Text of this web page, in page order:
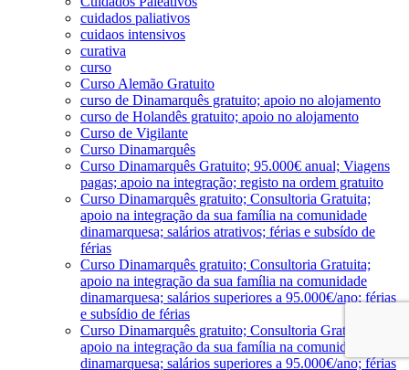
cuidados paliativos
cuidaos intensivos
curativa
curso
Curso Alemão Gratuito
curso de Dinamarquês gratuito; apoio no alojamento
curso de Holandês gratuito; apoio no alojamento
Curso de Vigilante
Curso Dinamarquês
Curso Dinamarquês Gratuito; 95.000€ anual; Viagens
pagas; apoio na integração; registo na ordem gratuito
Curso Dinamarquês gratuito; Consultoria Gratuita;
apoio na integração da sua família na comunidade
dinamarquesa; salários atrativos; férias e subsído de
férias
Curso Dinamarquês gratuito; Consultoria Gratuita;
apoio na integração da sua família na comunidade
dinamarquesa; salários superiores a 95.000€/ano; férias
e subsídio de férias
Curso Dinamarquês gratuito; Consultoria Gratuita;
apoio na integração da sua família na comunidade
dinamarquesa; salários superiores a 95.000€/ano; férias